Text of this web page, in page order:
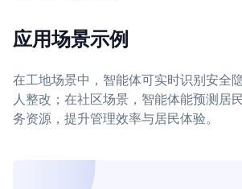
应用场景示例
在工地场景中，智能体可实时识别安全
人整改；在社区场景，智能体能预测居
务资源，提升管理效率与居民体验。